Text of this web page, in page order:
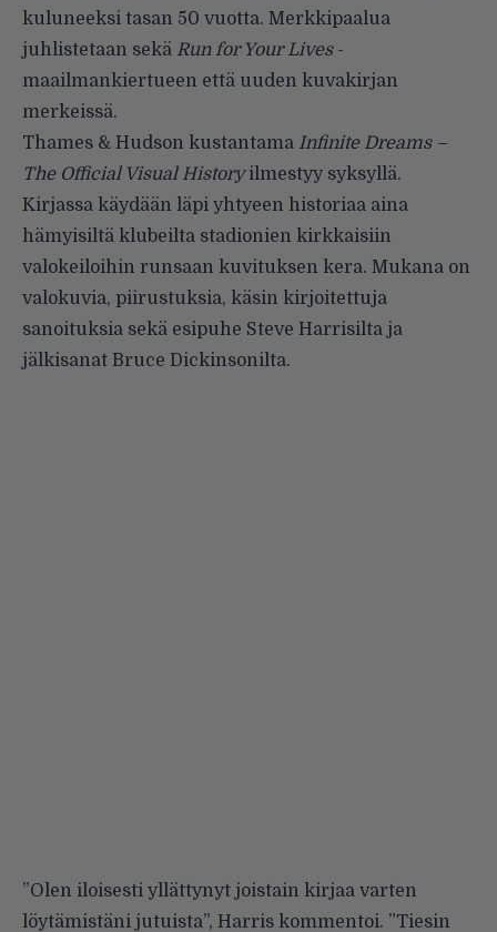
kuluneeksi tasan 50 vuotta. Merkkipaalua
juhlistetaan sekä Run for Your Lives-
maailmankiertueen että uuden kuvakirjan
merkeissä.
Thames & Hudson kustantama Infinite Dreams –
The Official Visual Historyilmestyy syksyllä.
Kirjassa käydään läpi yhtyeen historiaa aina
hämyisiltä klubeilta stadionien kirkkaisiin
valokeiloihin runsaan kuvituksen kera. Mukana on
valokuvia, piirustuksia, käsin kirjoitettuja
sanoituksia sekä esipuhe Steve Harrisilta ja
jälkisanat Bruce Dickinsonilta.
”Olen iloisesti yllättynyt joistain kirjaa varten
löytämistäni jutuista”, Harris kommentoi. ”Tiesin